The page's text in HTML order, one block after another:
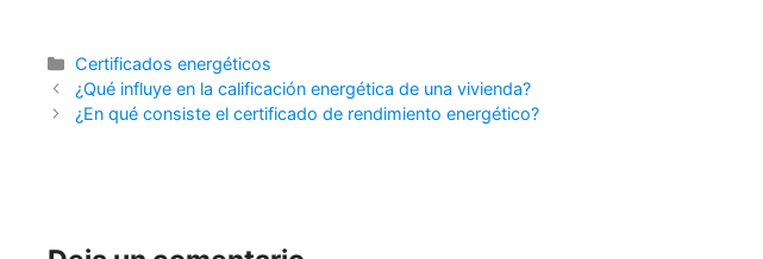
Categorías
Certificados energéticos
¿Qué influye en la calificación energética de una vivienda?
¿En qué consiste el certificado de rendimiento energético?